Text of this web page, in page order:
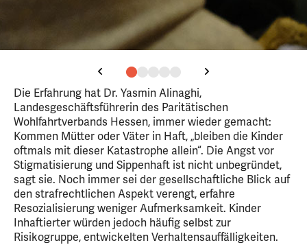
Die Erfahrung hat Dr. Yasmin Alinaghi,
Landesgeschäftsführerin des Paritätischen
Wohlfahrtverbands Hessen, immer wieder gemacht:
Kommen Mütter oder Väter in Haft, „bleiben die Kinder
oftmals mit dieser Katastrophe allein“. Die Angst vor
Stigmatisierung und Sippenhaft ist nicht unbegründet,
sagt sie. Noch immer sei der gesellschaftliche Blick auf
den strafrechtlichen Aspekt verengt, erfahre
Resozialisierung weniger Aufmerksamkeit. Kinder
Inhaftierter würden jedoch häufig selbst zur
Risikogruppe, entwickelten Verhaltensauffälligkeiten.